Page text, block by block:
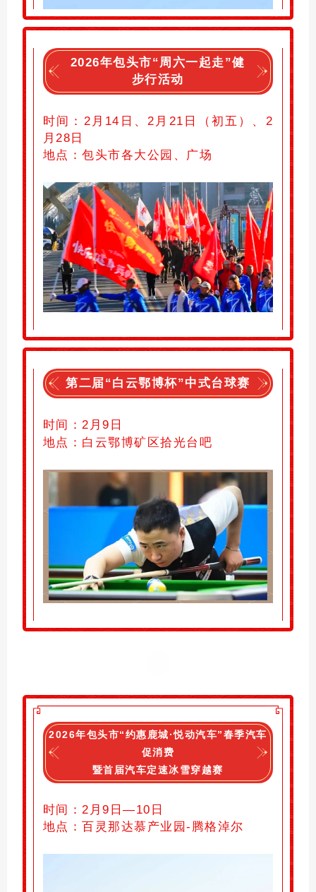
2026年包头市“周六一起走”健
步行活动
时间： 2月14日、2月21日（初五）、2
月28日
地点：包头市各大公园、广场
第二届 “白云鄂博杯”中式台球赛
时间： 2月9日
地点： 白云鄂博矿区拾光台吧
2026年包头市“约惠鹿城·悦动汽车”春季汽车
促消费
暨首届汽车定速冰雪穿越赛
时间：2月9日—10日
地点： 百灵那达慕产业园-腾格淖尔